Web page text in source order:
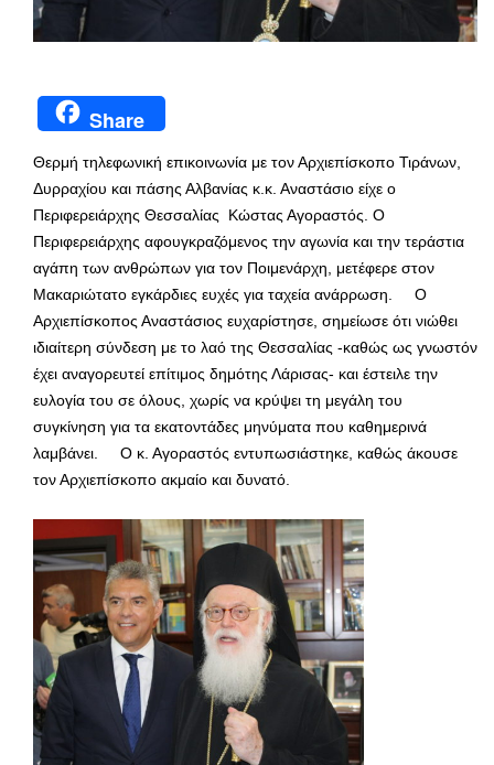
Share
Θερμή τηλεφωνική επικοινωνία με τον Αρχιεπίσκοπο Τιράνων,
Δυρραχίου και πάσης Αλβανίας κ.κ. Αναστάσιο είχε ο
Περιφερειάρχης Θεσσαλίας Κώστας Αγοραστός. Ο
Περιφερειάρχης αφουγκραζόμενος την αγωνία και την τεράστια
αγάπη των ανθρώπων για τον Ποιμενάρχη, μετέφερε στον
Μακαριώτατο εγκάρδιες ευχές για ταχεία ανάρρωση. Ο
Αρχιεπίσκοπος Αναστάσιος ευχαρίστησε, σημείωσε ότι νιώθει
ιδιαίτερη σύνδεση με το λαό της Θεσσαλίας -καθώς ως γνωστόν
έχει αναγορευτεί επίτιμος δημότης Λάρισας- και έστειλε την
ευλογία του σε όλους, χωρίς να κρύψει τη μεγάλη του
συγκίνηση για τα εκατοντάδες μηνύματα που καθημερινά
λαμβάνει. Ο κ. Αγοραστός εντυπωσιάστηκε, καθώς άκουσε
τον Αρχιεπίσκοπο ακμαίο και δυνατό.